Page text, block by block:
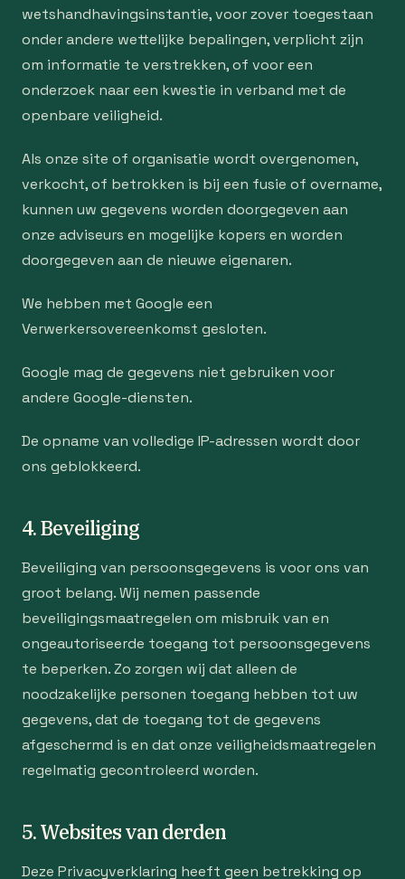
wetshandhavingsinstantie, voor zover toegestaan
onder andere wettelijke bepalingen, verplicht zijn
om informatie te verstrekken, of voor een
onderzoek naar een kwestie in verband met de
openbare veiligheid.
Als onze site of organisatie wordt overgenomen,
verkocht, of betrokken is bij een fusie of overname,
kunnen uw gegevens worden doorgegeven aan
onze adviseurs en mogelijke kopers en worden
doorgegeven aan de nieuwe eigenaren.
We hebben met Google een
Verwerkersovereenkomst gesloten.
Google mag de gegevens niet gebruiken voor
andere Google-diensten.
De opname van volledige IP-adressen wordt door
ons geblokkeerd.
4. Beveiliging
Beveiliging van persoonsgegevens is voor ons van
groot belang. Wij nemen passende
beveiligingsmaatregelen om misbruik van en
ongeautoriseerde toegang tot persoonsgegevens
te beperken. Zo zorgen wij dat alleen de
noodzakelijke personen toegang hebben tot uw
gegevens, dat de toegang tot de gegevens
afgeschermd is en dat onze veiligheidsmaatregelen
regelmatig gecontroleerd worden.
5. Websites van derden
Deze Privacyverklaring heeft geen betrekking op